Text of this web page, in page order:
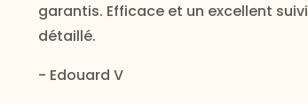
garantis. Efficace et un excellent suivi
détaillé.
- Edouard V